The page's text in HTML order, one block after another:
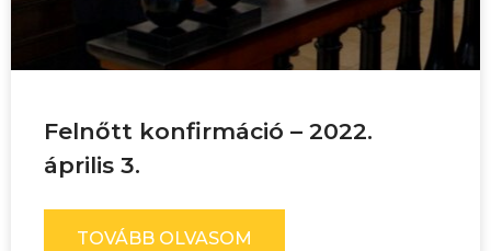
Felnőtt konfirmáció – 2022.
április 3.
TOVÁBB OLVASOM